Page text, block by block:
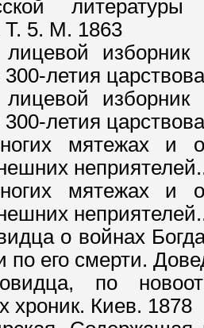
5. М. 1863
летия
летия
мятежах и о
мятежах и о
о войнах
его смерти.
по
хроник. Киев. 1878